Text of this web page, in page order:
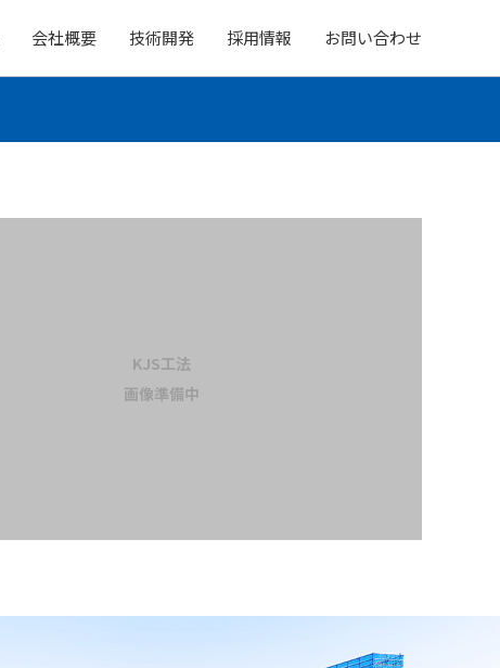
会社概要 技術開発 採用情報 お問い合わせ
KJS工法
画像準備中